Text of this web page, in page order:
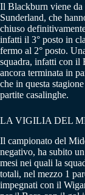
Il Blackburn viene da
Sunderland, che
chiuso
infatti il 3° posto in
fermo al 2° posto.
squadra, infatti con il
ancora terminata in
che in questa
partite casalinghe.
LA VIGILIA DEL
Il campionato del
negativo, ha subito
mesi nei quali la
totali, nel mezzo 1
impegnati con il